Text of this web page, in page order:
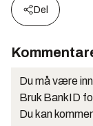
Del
Du må være
Bruk BankID
Du kan